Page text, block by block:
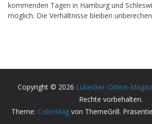
kommenden Tagen in Hamburg und
möglich. Die Verhältnisse bleiben
Copyright © 2026 Lübecker-Online-
Rechte vorbehalten.
Theme: ColorMagvon ThemeGrill.